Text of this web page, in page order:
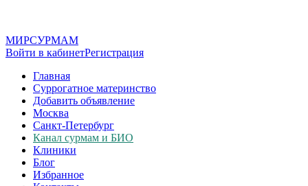
МИРСУРМАМ
Войти в кабинетРегистрация
Главная
Суррогатное материнство
Добавить объявление
Москва
Санкт-Петербург
Канал сурмам и БИО
Клиники
Блог
Избранное